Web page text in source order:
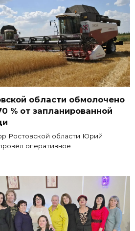
области обмолочено
% от запланированной
Ростовской области Юрий
оперативное